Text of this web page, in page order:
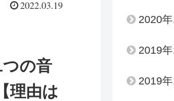
2022.03.19
つの音
理由は
2020年
2019年
2019年